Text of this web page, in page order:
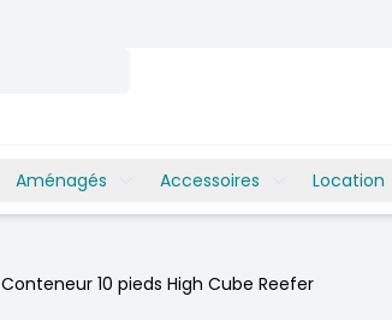
Aménagés Accessoires Location
Conteneur 10 pieds High Cube Reefer